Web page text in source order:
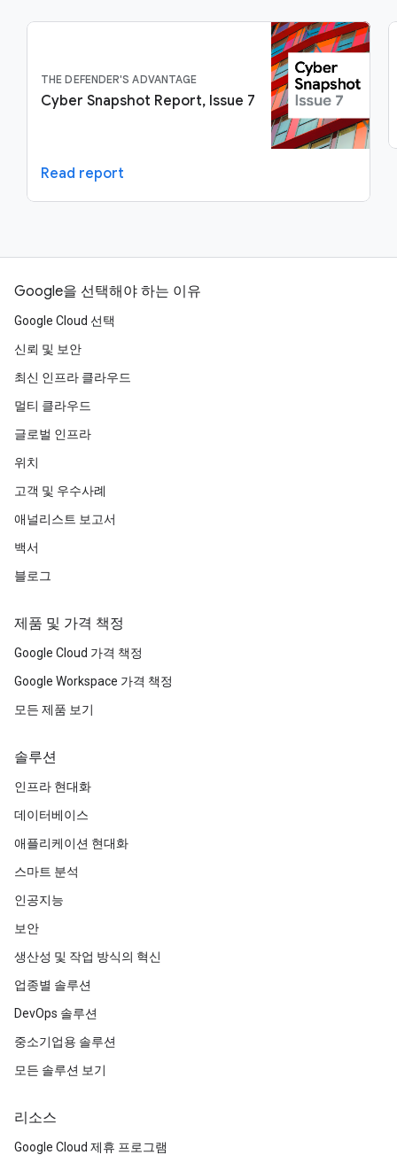
THE DEFENDER'S ADVANTAGE
Cyber Snapshot Report, Issue 7
Read report
Google을 선택해야 하는 이유
Google Cloud 선택
신뢰 및 보안
최신 인프라 클라우드
멀티 클라우드
글로벌 인프라
위치
고객 및 우수사례
애널리스트 보고서
백서
블로그
제품 및 가격 책정
Google Cloud 가격 책정
Google Workspace 가격 책정
모든 제품 보기
솔루션
인프라 현대화
데이터베이스
애플리케이션 현대화
스마트 분석
인공지능
보안
생산성 및 작업 방식의 혁신
업종별 솔루션
DevOps 솔루션
중소기업용 솔루션
모든 솔루션 보기
리소스
Google Cloud 제휴 프로그램